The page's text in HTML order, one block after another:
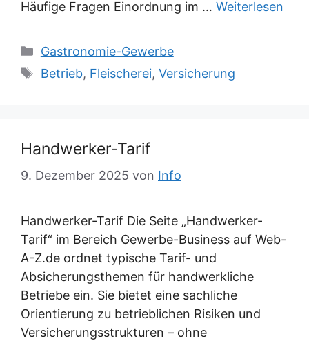
Häufige Fragen Einordnung im … Weiterlesen
Kategorien
Gastronomie-Gewerbe
Schlagwörter
Betrieb, Fleischerei, Versicherung
Handwerker-Tarif
9. Dezember 2025 von Info
Handwerker-Tarif Die Seite „Handwerker-
Tarif“ im Bereich Gewerbe-Business auf Web-
A-Z.de ordnet typische Tarif- und
Absicherungsthemen für handwerkliche
Betriebe ein. Sie bietet eine sachliche
Orientierung zu betrieblichen Risiken und
Versicherungsstrukturen – ohne